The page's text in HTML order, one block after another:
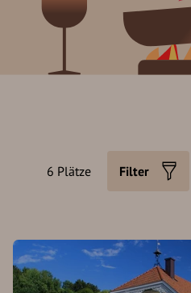
6 Plätze Filter